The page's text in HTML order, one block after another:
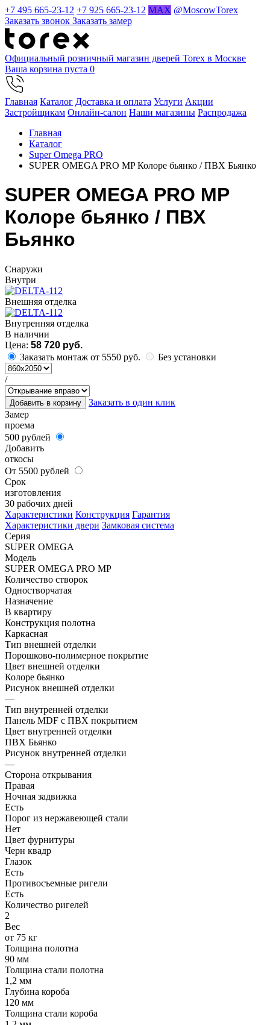
+7 495 665-23-12 +7 925 665-23-12 MAX @MoscowTorex
Заказать звонок Заказать замер
Официальный розничный магазин дверей Torex в Москве
Ваша корзина пуста 0
Главная Каталог Доставка и оплата Услуги Акции
Застройщикам Онлайн-салон Наши магазины Распродажа
Главная
Каталог
Super Omega PRO
SUPER OMEGA PRO MP Колоре бьянко / ПВХ Бьянко
SUPER OMEGA PRO MP
Колоре бьянко / ПВХ
Бьянко
Cнаружи
Внутри
Внешняя отделка
Внутренняя отделка
В наличии
Цена: 58 720 руб.
Заказать монтаж от 5550 руб.
Без установки
/
Добавить в корзину
Заказать в один клик
Замер
проема
500 рублей
Добавить
откосы
От 5500 рублей
Срок
изготовления
30 рабочих дней
Характеристики Конструкция Гарантия
Характеристики двери Замковая система
Серия
SUPER OMEGA
Модель
SUPER OMEGA PRO MP
Количество створок
Одностворчатая
Назначение
В квартиру
Конструкция полотна
Каркасная
Тип внешней отделки
Порошково-полимерное покрытие
Цвет внешней отделки
Колоре бьянко
Рисунок внешней отделки
—
Тип внутренней отделки
Панель MDF с ПВХ покрытием
Цвет внутренней отделки
ПВХ Бьянко
Рисунок внутренней отделки
—
Сторона открывания
Правая
Ночная задвижка
Есть
Порог из нержавеющей стали
Нет
Цвет фурнитуры
Черн квадр
Глазок
Есть
Противосъемные ригели
Есть
Количество ригелей
2
Вес
от 75 кг
Толщина полотна
90 мм
Толщина стали полотна
1,2 мм
Глубина короба
120 мм
Толщина стали короба